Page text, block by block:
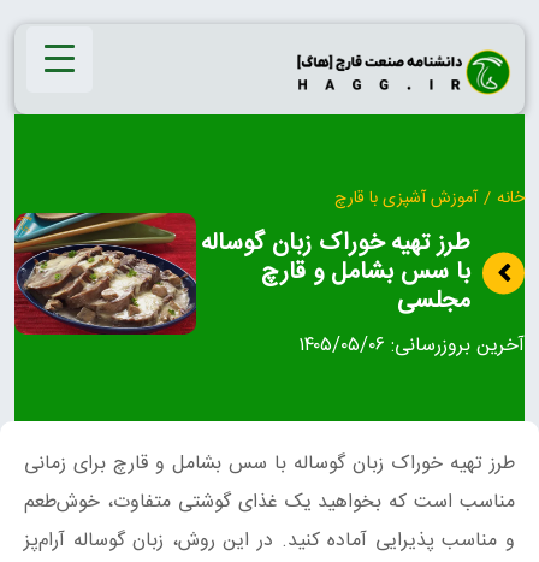
Skip
content
خانه / آموزش آشپزی با قارچ
طرز تهیه خوراک زبان گوساله
با سس بشامل و قارچ
مجلسی
آخرین بروزرسانی: ۱۴۰۵/۰۵/۰۶
طرز تهیه خوراک زبان گوساله با سس بشامل و قارچ برای زمانی
مناسب است که بخواهید یک غذای گوشتی متفاوت، خوش‌طعم
و مناسب پذیرایی آماده کنید. در این روش، زبان گوساله آرام‌پز